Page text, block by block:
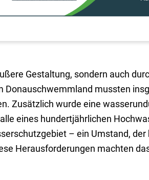
Gestaltung, sondern auch
mussten
Zusätzlich wurde eine
eines hundertjährlichen
– ein Umstand,
Herausforderungen machten